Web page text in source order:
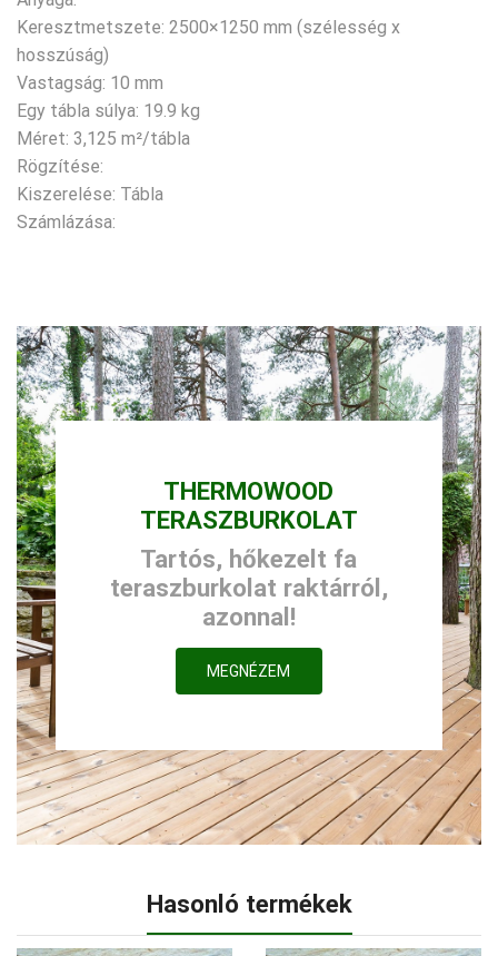
Keresztmetszete: 2500×1250 mm (szélesség x
hosszúság)
Vastagság: 10 mm
Egy tábla súlya: 19.9 kg
Méret: 3,125 m²/tábla
Rögzítése:
Kiszerelése: Tábla
Számlázása:
THERMOWOOD
TERASZBURKOLAT
Tartós, hőkezelt fa
teraszburkolat raktárról,
azonnal!
MEGNÉZEM
Hasonló termékek